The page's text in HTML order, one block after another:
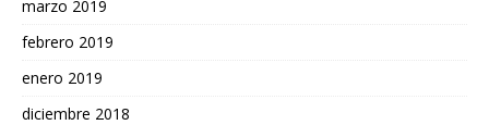
marzo 2019
febrero 2019
enero 2019
diciembre 2018